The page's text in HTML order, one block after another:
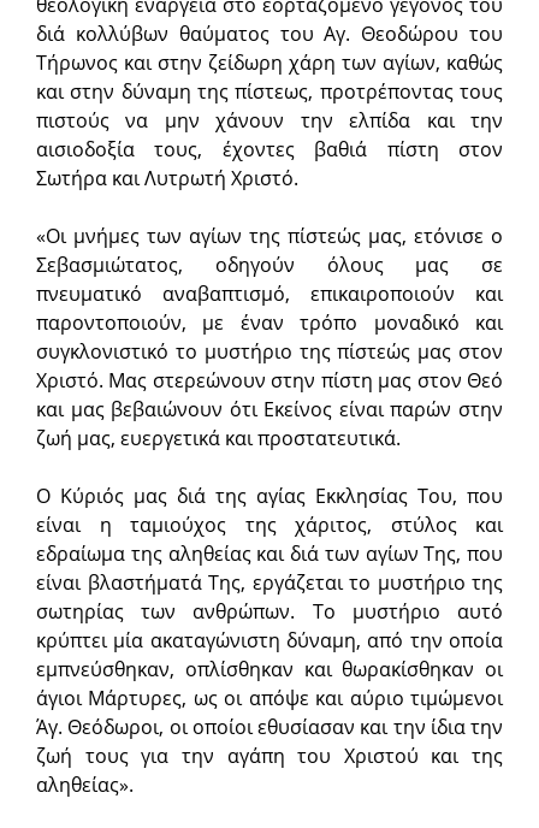
θεολογική ενάργεια στο εορταζόμενο γεγονός του
διά κολλύβων θαύματος του Αγ. Θεοδώρου του
Τήρωνος και στην ζείδωρη χάρη των αγίων, καθώς
και στην δύναμη της πίστεως, προτρέποντας τους
πιστούς να μην χάνουν την ελπίδα και την
αισιοδοξία τους, έχοντες βαθιά πίστη στον
Σωτήρα και Λυτρωτή Χριστό.
«Οι μνήμες των αγίων της πίστεώς μας, ετόνισε ο
Σεβασμιώτατος, οδηγούν όλους μας σε
πνευματικό αναβαπτισμό, επικαιροποιούν και
παροντοποιούν, με έναν τρόπο μοναδικό και
συγκλονιστικό το μυστήριο της πίστεώς μας στον
Χριστό. Μας στερεώνουν στην πίστη μας στον Θεό
και μας βεβαιώνουν ότι Εκείνος είναι παρών στην
ζωή μας, ευεργετικά και προστατευτικά.
Ο Κύριός μας διά της αγίας Εκκλησίας Του, που
είναι η ταμιούχος της χάριτος, στύλος και
εδραίωμα της αληθείας και διά των αγίων Της, που
είναι βλαστήματά Της, εργάζεται το μυστήριο της
σωτηρίας των ανθρώπων. Το μυστήριο αυτό
κρύπτει μία ακαταγώνιστη δύναμη, από την οποία
εμπνεύσθηκαν, οπλίσθηκαν και θωρακίσθηκαν οι
άγιοι Μάρτυρες, ως οι απόψε και αύριο τιμώμενοι
Άγ. Θεόδωροι, οι οποίοι εθυσίασαν και την ίδια την
ζωή τους για την αγάπη του Χριστού και της
αληθείας».